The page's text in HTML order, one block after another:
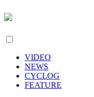
VIDEO
NEWS
CYCLOG
FEATURE